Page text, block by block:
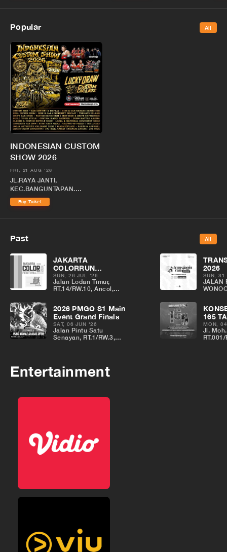
Popular All
INDONESIAN CUSTOM
SHOW 2026
FRI, 21 AUG '26
JL.RAYA JANTI,
KEC.BANGUNTAPAN,
KABUPATEN BANTUL,
DAERAH ISTIMEWA
Buy Ticket
Past All
JAKARTA
COLORRUN
FESTIVAL 2026
SUN, 26 JUL '26
Jalan Lodan Timur,
RT.14/RW.10, Ancol,
2026 PMGO S1 Main
Event Grand Finals
SAT, 06 JUN '26
Jalan Pintu Satu
Senayan, RT.1/RW.3,
2026
SUN,
JALAN
165
MON,
Jl.
Entertainment